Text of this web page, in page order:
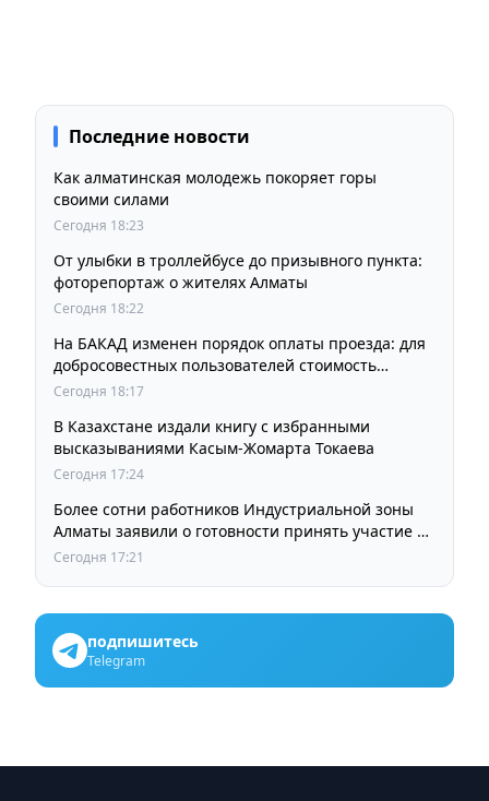
Последние новости
Как алматинская молодежь покоряет горы
своими силами
Сегодня 18:23
От улыбки в троллейбусе до призывного пункта:
фоторепортаж о жителях Алматы
Сегодня 18:22
На БАКАД изменен порядок оплаты проезда: для
добросовестных пользователей стоимость
остается прежней
Сегодня 18:17
В Казахстане издали книгу с избранными
высказываниями Касым-Жомарта Токаева
Сегодня 17:24
Более сотни работников Индустриальной зоны
Алматы заявили о готовности принять участие в
выборах членов Курылтая
Сегодня 17:21
подпишитесь
Telegram